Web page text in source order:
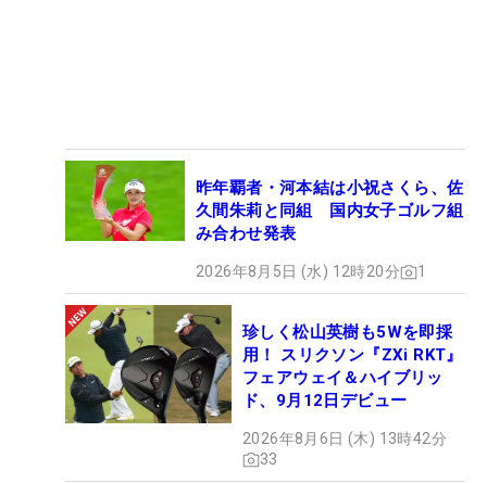
昨年覇者・河本結は小祝さくら、佐
久間朱莉と同組 国内女子ゴルフ組
み合わせ発表
2026年8月5日 (水) 12時20分 1
珍しく松山英樹も5Wを即採
用！ スリクソン『ZXi RKT』
フェアウェイ＆ハイブリッ
ド、9月12日デビュー
2026年8月6日 (木) 13時42分
33